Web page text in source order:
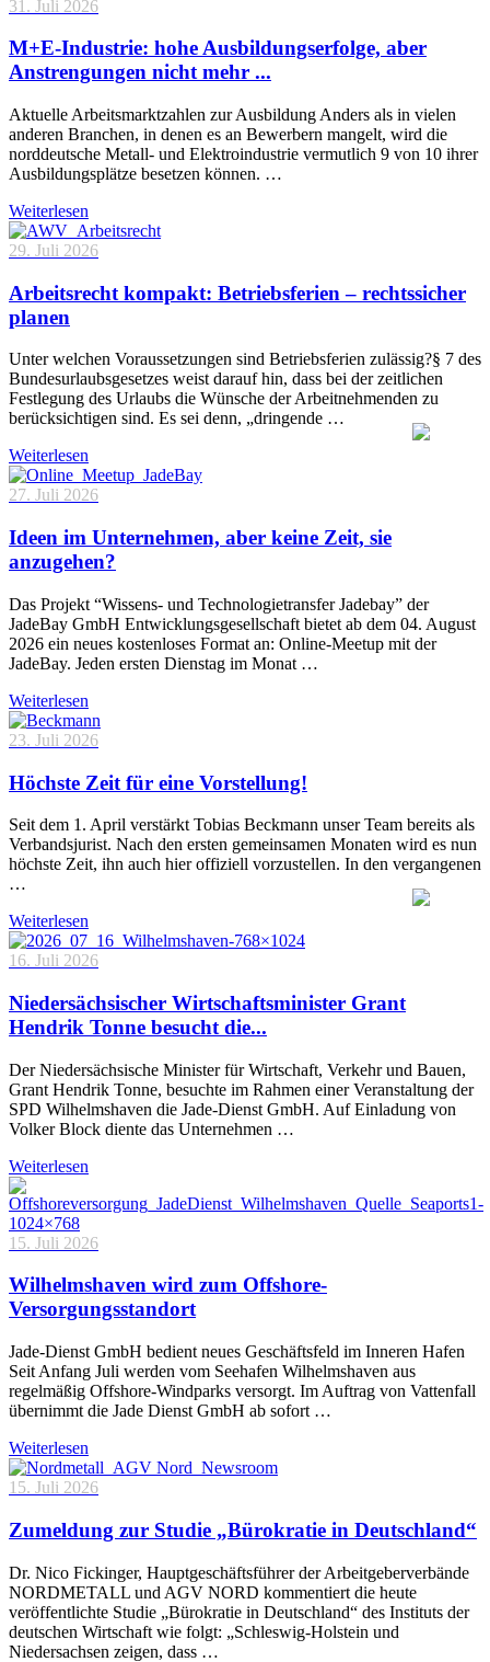
31. Juli 2026
M+E-Industrie: hohe Ausbildungserfolge, aber
Anstrengungen nicht mehr ...
Aktuelle Arbeitsmarktzahlen zur Ausbildung Anders als in vielen
anderen Branchen, in denen es an Bewerbern mangelt, wird die
norddeutsche Metall- und Elektroindustrie vermutlich 9 von 10 ihrer
Ausbildungsplätze besetzen können. …
Weiterlesen
29. Juli 2026
Arbeitsrecht kompakt: Betriebsferien – rechtssicher
planen
Unter welchen Voraussetzungen sind Betriebsferien zulässig?§ 7 des
Bundesurlaubsgesetzes weist darauf hin, dass bei der zeitlichen
Festlegung des Urlaubs die Wünsche der Arbeitnehmenden zu
berücksichtigen sind. Es sei denn, „dringende …
Weiterlesen
27. Juli 2026
Ideen im Unternehmen, aber keine Zeit, sie
anzugehen?
Das Projekt “Wissens- und Technologietransfer Jadebay” der
JadeBay GmbH Entwicklungsgesellschaft bietet ab dem 04. August
2026 ein neues kostenloses Format an: Online-Meetup mit der
JadeBay. Jeden ersten Dienstag im Monat …
Weiterlesen
23. Juli 2026
Höchste Zeit für eine Vorstellung!
Seit dem 1. April verstärkt Tobias Beckmann unser Team bereits als
Verbandsjurist. Nach den ersten gemeinsamen Monaten wird es nun
höchste Zeit, ihn auch hier offiziell vorzustellen. In den vergangenen
…
Weiterlesen
16. Juli 2026
Niedersächsischer Wirtschaftsminister Grant
Hendrik Tonne besucht die...
Der Niedersächsische Minister für Wirtschaft, Verkehr und Bauen,
Grant Hendrik Tonne, besuchte im Rahmen einer Veranstaltung der
SPD Wilhelmshaven die Jade-Dienst GmbH. Auf Einladung von
Volker Block diente das Unternehmen …
Weiterlesen
15. Juli 2026
Wilhelmshaven wird zum Offshore-
Versorgungsstandort
Jade-Dienst GmbH bedient neues Geschäftsfeld im Inneren Hafen
Seit Anfang Juli werden vom Seehafen Wilhelmshaven aus
regelmäßig Offshore-Windparks versorgt. Im Auftrag von Vattenfall
übernimmt die Jade Dienst GmbH ab sofort …
Weiterlesen
15. Juli 2026
Zumeldung zur Studie „Bürokratie in Deutschland“
Dr. Nico Fickinger, Hauptgeschäftsführer der Arbeitgeberverbände
NORDMETALL und AGV NORD kommentiert die heute
veröffentlichte Studie „Bürokratie in Deutschland“ des Instituts der
deutschen Wirtschaft wie folgt: „Schleswig-Holstein und
Niedersachsen zeigen, dass …